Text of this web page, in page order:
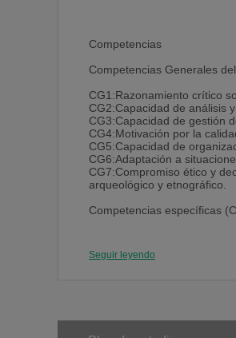
Competencias
Competencias Generales
CG1:Razonamiento crítico
CG2:Capacidad de análisis
CG3:Capacidad de gestión
CG4:Motivación por la
CG5:Capacidad de
CG6:Adaptación a
CG7:Compromiso ético y
arqueológico y etnográfico.
Competencias específicas
entendida como un proceso
CE2:Capacidad de ejercer
Seguir leyendo